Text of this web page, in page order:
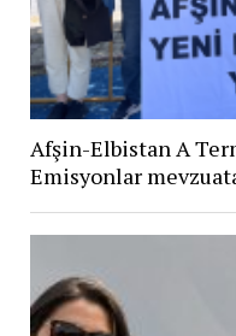
Afşin-Elbistan A
Emisyonlar